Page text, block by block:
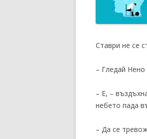
Ставри не се
– Гледай
– Е, –
небето пада
– Да се